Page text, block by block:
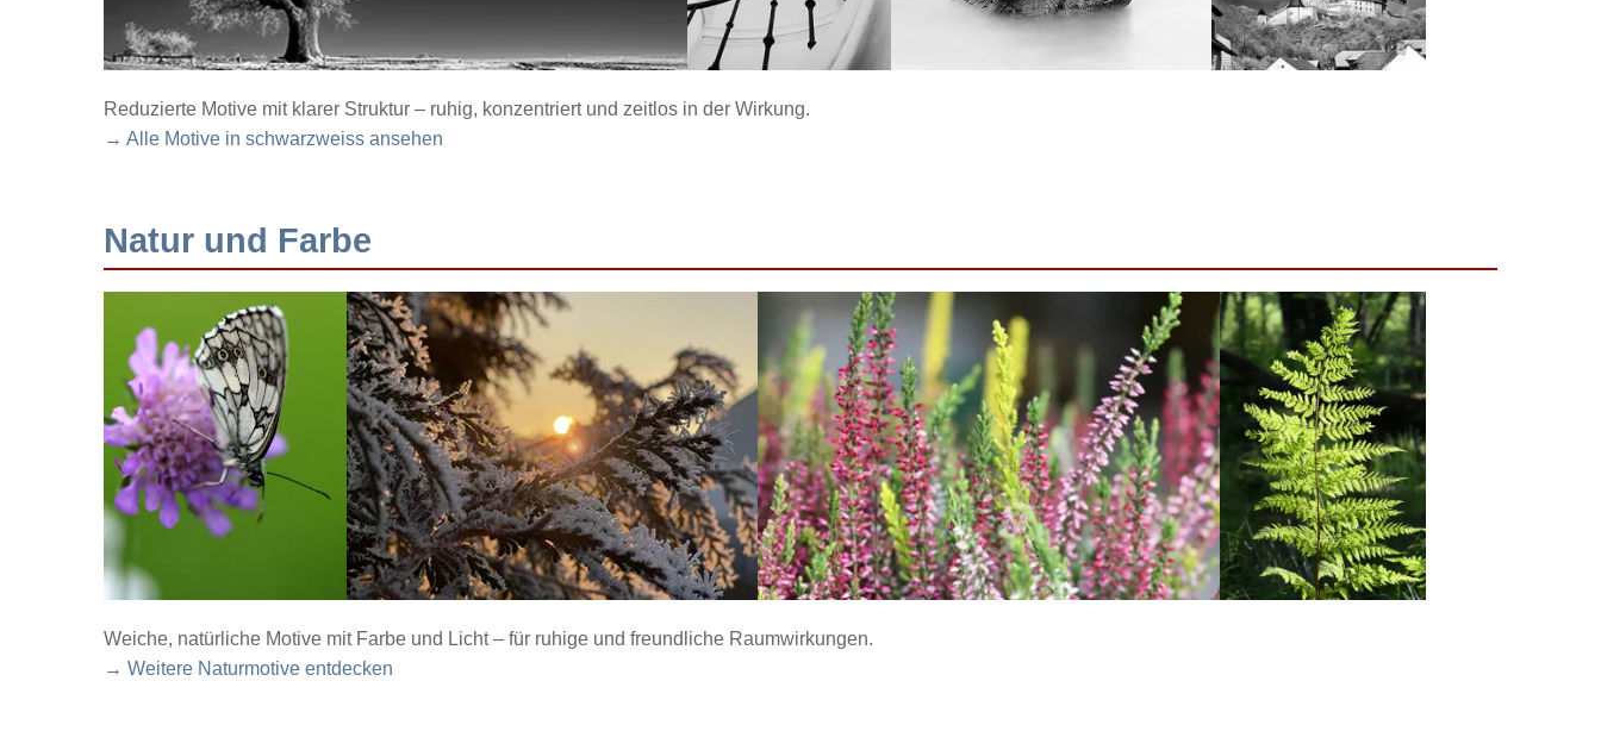
Reduzierte Motive mit klarer Struktur – ruhig, konzentriert und zeitlos in der Wirkung.
→ Alle Motive in schwarzweiss ansehen
Natur und Farbe
Weiche, natürliche Motive mit Farbe und Licht – für ruhige und freundliche Raumwirkungen.
→ Weitere Naturmotive entdecken